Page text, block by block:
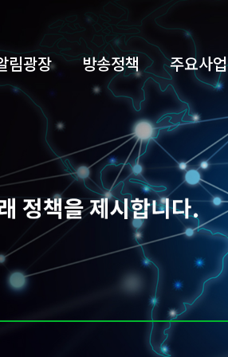
림광장 방송정책 주요사업